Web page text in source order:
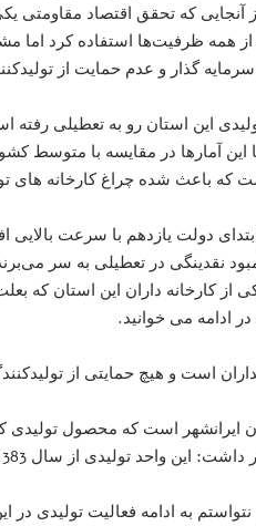
آنجایی که تحقق اقتصاد مقاومتی
همه ظرفیت‌ها استفاده کرد اما
گذار و عدم حمایت از
90 درصد واحدهای تولیدی این استان رو به
آمارها در مقایسه با متوسط
که باعث شده چراغ کارخانه های
دولت یازدهم با سرعت بالایی
نقدینگی در تعطیلی به سر
از کارخانه داران این استان که
ادامه می خوانید.
است و هیچ حمایتی از
ایرانشهر است که محصول تولیدی
به ادامه فعالیت تولیدی در